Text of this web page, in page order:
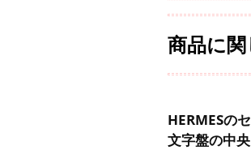
商品に関
HERMESの
文字盤の中